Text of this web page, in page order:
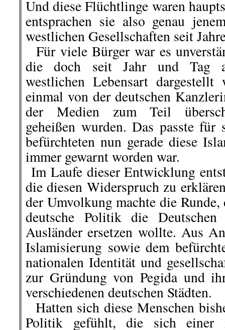
Und diese Flüchtlinge waren
entsprachen sie also genau
westlichen Gesellschaften seit
Für viele Bürger war es
die doch seit Jahr und Tag
westlichen Lebensart
einmal von der deutschen
der Medien zum Teil
geheißen wurden. Das passte für
befürchteten nun gerade diese
immer gewarnt worden war.
Im Laufe dieser Entwicklung
die diesen Widerspruch zu
der Umvolkung machte die
deutsche Politik die
Ausländer ersetzen wollte. Aus
Islamisierung sowie dem
nationalen Identität und
zur Gründung von Pegida und
verschiedenen deutschen Städten.
Hatten sich diese Menschen
Politik gefühlt, die sich einer